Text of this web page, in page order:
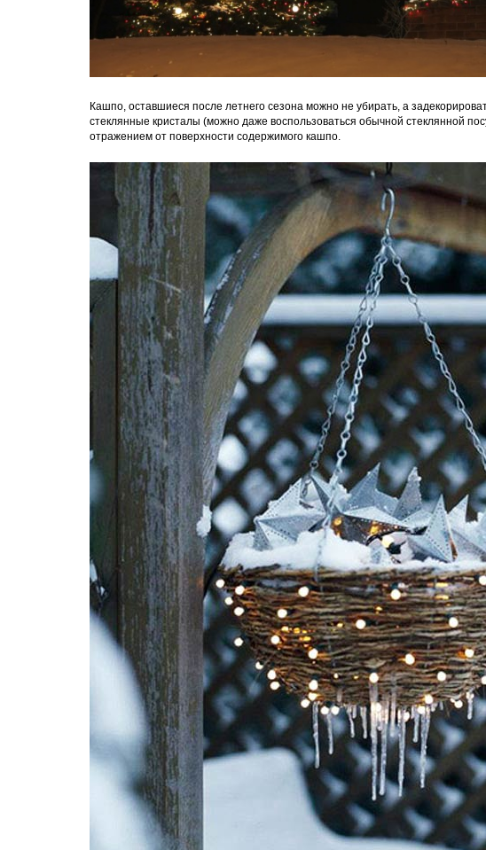
Кашпо, оставшиеся после летнего сезона можно не убирать, а
стеклянные кристалы (можно даже воспользоваться обычной стеклянной
отражением от поверхности содержимого кашпо.